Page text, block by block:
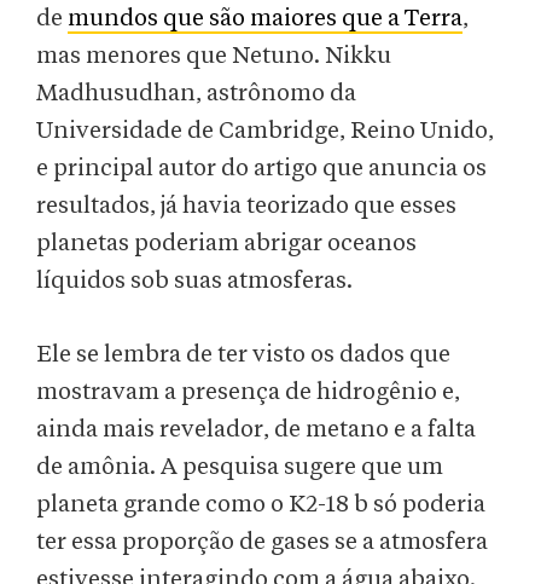
de mundos que são maiores que a Terra,
mas menores que Netuno. Nikku
Madhusudhan, astrônomo da
Universidade de Cambridge, Reino Unido,
e principal autor do artigo que anuncia os
resultados, já havia teorizado que esses
planetas poderiam abrigar oceanos
líquidos sob suas atmosferas.
Ele se lembra de ter visto os dados que
mostravam a presença de hidrogênio e,
ainda mais revelador, de metano e a falta
de amônia. A pesquisa sugere que um
planeta grande como o K2-18 b só poderia
ter essa proporção de gases se a atmosfera